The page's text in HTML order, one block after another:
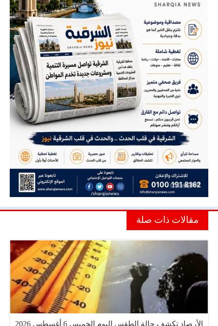
مقالات ذات صلة
الأرصاد تكشف حالة الطقس اليوم الخميس 6 أغسطس 2026